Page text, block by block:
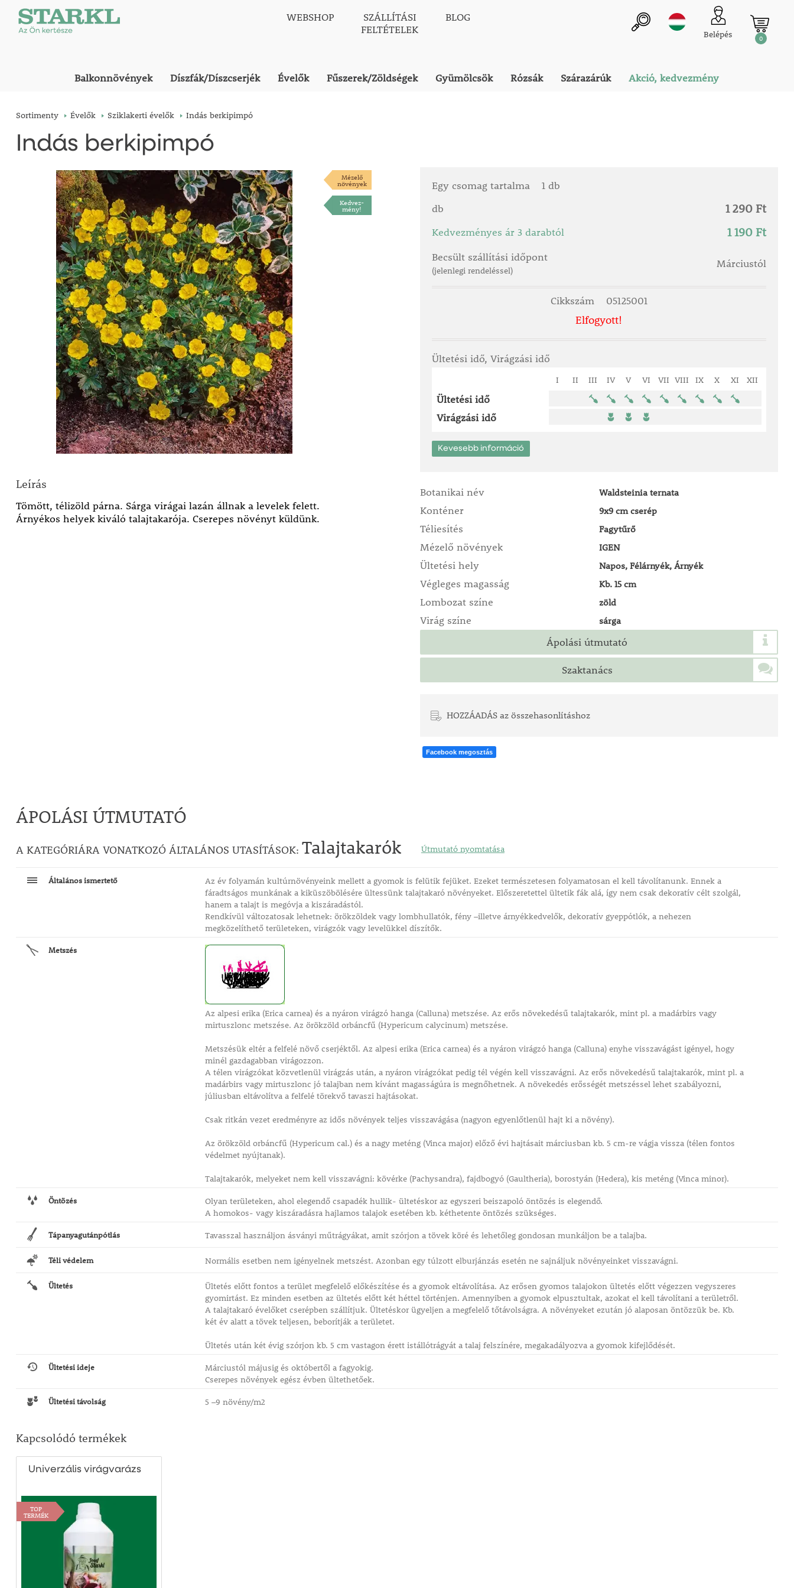
WEBSHOP
SZÁLLÍTÁSI
FELTÉTELEK
BLOG
Belépés 0
Balkonnövények Díszfák/Díszcserjék Évelők Fűszerek/Zöldségek Gyümölcsök Rózsák Szárazárúk Akció, kedvezmény
Sortimenty Évelők Sziklakerti évelők Indás berkipimpó
Indás berkipimpó
Mézelő
növények
Kedvez-
mény!
Leírás
Tömött, télizöld párna. Sárga virágai lazán állnak a levelek felett.
Árnyékos helyek kiváló talajtakarója. Cserepes növényt küldünk.
Egy csomag tartalma
1 db
db
1 290 Ft
Kedvezményes ár 3 darabtól 1 190 Ft
Becsült szállítási időpont
(jelenlegi rendeléssel)
Márciustól
Cikkszám 05125001
Elfogyott!
Ültetési idő, Virágzási idő
I II III IV V VI VII VIII IX X XI XII
Ültetési idő
Virágzási idő
Kevesebb információ
Botanikai név Waldsteinia ternata
Konténer 9x9 cm cserép
Téliesítés Fagytűrő
Mézelő növények IGEN
Ültetési hely Napos, Félárnyék, Árnyék
Végleges magasság Kb. 15 cm
Lombozat színe zöld
Virág színe sárga
Ápolási útmutató
Szaktanács
HOZZÁADÁS az összehasonlításhoz
Facebook megosztás
ÁPOLÁSI ÚTMUTATÓ
A KATEGÓRIÁRA VONATKOZÓ ÁLTALÁNOS UTASÍTÁSOK: Talajtakarók Útmutató nyomtatása
Általános ismertető
Az év folyamán kultúrnövényeink mellett a gyomok is felütik fejüket. Ezeket természetesen folyamatosan el kell távolítanunk. Ennek a
fáradtságos munkának a kiküszöbölésére ültessünk talajtakaró növényeket. Előszeretettel ültetik fák alá, így nem csak dekoratív célt szolgál,
hanem a talajt is megóvja a kiszáradástól.
Rendkívül változatosak lehetnek: örökzöldek vagy lombhullatók, fény –illetve árnyékkedvelők, dekoratív gyeppótlók, a nehezen
megközelíthető területeken, virágzók vagy levelükkel díszítők.
Metszés
Az alpesi erika (Erica carnea) és a nyáron virágzó hanga (Calluna) metszése. Az erős növekedésű talajtakarók, mint pl. a madárbirs vagy
mirtuszlonc metszése. Az örökzöld orbáncfű (Hypericum calycinum) metszése.
Metszésük eltér a felfelé növő cserjéktől. Az alpesi erika (Erica carnea) és a nyáron virágzó hanga (Calluna) enyhe visszavágást igényel, hogy
minél gazdagabban virágozzon.
A télen virágzókat közvetlenül virágzás után, a nyáron virágzókat pedig tél végén kell visszavágni. Az erős növekedésű talajtakarók, mint pl. a
madárbirs vagy mirtuszlonc jó talajban nem kívánt magasságúra is megnőhetnek. A növekedés erősségét metszéssel lehet szabályozni,
júliusban eltávolítva a felfelé törekvő tavaszi hajtásokat.
Csak ritkán vezet eredményre az idős növények teljes visszavágása (nagyon egyenlőtlenül hajt ki a növény).
Az örökzöld orbáncfű (Hypericum cal.) és a nagy meténg (Vinca major) előző évi hajtásait márciusban kb. 5 cm-re vágja vissza (télen fontos
védelmet nyújtanak).
Talajtakarók, melyeket nem kell visszavágni: kövérke (Pachysandra), fajdbogyó (Gaultheria), borostyán (Hedera), kis meténg (Vinca minor).
Öntözés
Olyan területeken, ahol elegendő csapadék hullik- ültetéskor az egyszeri beiszapoló öntözés is elegendő.
A homokos- vagy kiszáradásra hajlamos talajok esetében kb. kéthetente öntözés szükséges.
Tápanyagutánpótlás Tavasszal használjon ásványi műtrágyákat, amit szórjon a tövek köré és lehetőleg gondosan munkáljon be a talajba.
Téli védelem Normális esetben nem igényelnek metszést. Azonban egy túlzott elburjánzás esetén ne sajnáljuk növényeinket visszavágni.
Ültetés
Ültetés előtt fontos a terület megfelelő előkészítése és a gyomok eltávolítása. Az erősen gyomos talajokon ültetés előtt végezzen vegyszeres
gyomirtást. Ez minden esetben az ültetés előtt két héttel történjen. Amennyiben a gyomok elpusztultak, azokat el kell távolítani a területről.
A talajtakaró évelőket cserépben szállítjuk. Ültetéskor ügyeljen a megfelelő tőtávolságra. A növényeket ezután jó alaposan öntözzük be. Kb.
két év alatt a tövek teljesen, beborítják a területet.
Ültetés után két évig szórjon kb. 5 cm vastagon érett istállótrágyát a talaj felszínére, megakadályozva a gyomok kifejlődését.
Ültetési ideje
Márciustól májusig és októbertől a fagyokig.
Cserepes növények egész évben ültethetőek.
Ültetési távolság 5 –9 növény/m2
Kapcsolódó termékek
Univerzális virágvarázs
TOP
TERMÉK